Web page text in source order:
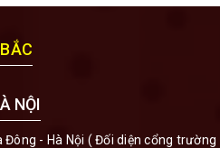
NỘI
Đông - Hà Nội ( Đối diện cổng trường